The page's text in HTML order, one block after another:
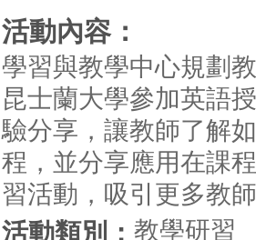
活動內容：
學習與教學中心規劃
昆士蘭大學參加英語
驗分享，讓教師了解
程，並分享應用在課
習活動，吸引更多教
活動類別： 教學研習